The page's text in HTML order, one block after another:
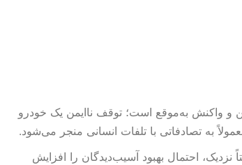
و واکنش به‌موقع است؛ توقف ناایمن یک خودرو
به تصادفاتی با تلفات انسانی منجر می‌شود.
نزدیک، احتمال بهبود آسیب‌دیدگان را افزایش